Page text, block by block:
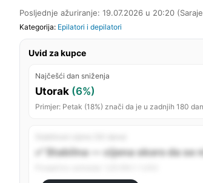
Posljednje ažuriranje: 19.07.2026 u 20:20
Kategorija: Epilatori i depilatori
Uvid za kupce
Najčešći dan sniženja
Utorak (6%)
Primjer: Petak (18%) znači da je u zadnjih 180
✅ Stabilna — cijena skoro da se